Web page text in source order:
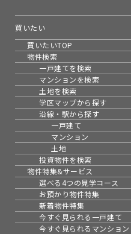
買いたい
買いたいTOP
物件検索
一戸建てを検索
マンションを検索
土地を検索
学区マップから探す
沿線・駅から探す
一戸建て
マンション
土地
投資物件を検索
物件特集&サービス
選べる4つの見学コース
お預かり物件特集
新着物件特集
今すぐ見られる一戸建て
今すぐ見られるマンション